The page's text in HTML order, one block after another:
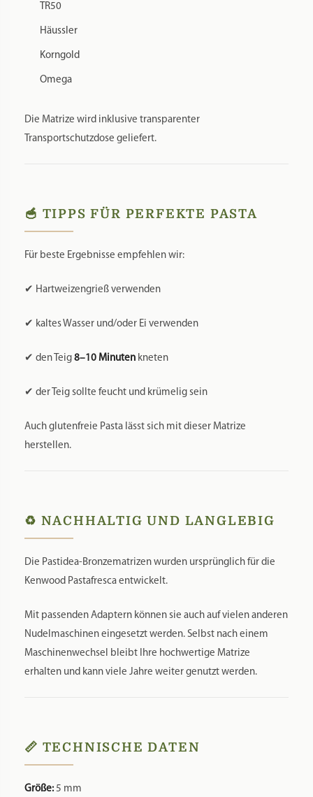
TR50
Häussler
Korngold
Omega
Die Matrize wird inklusive transparenter
Transportschutzdose geliefert.
🥣 TIPPS FÜR PERFEKTE PASTA
Für beste Ergebnisse empfehlen wir:
✔ Hartweizengrieß verwenden
✔ kaltes Wasser und/oder Ei verwenden
✔ den Teig 8–10 Minuten kneten
✔ der Teig sollte feucht und krümelig sein
Auch glutenfreie Pasta lässt sich mit dieser Matrize
herstellen.
♻️ NACHHALTIG UND LANGLEBIG
Die Pastidea-Bronzematrizen wurden ursprünglich für die
Kenwood Pastafresca entwickelt.
Mit passenden Adaptern können sie auch auf vielen anderen
Nudelmaschinen eingesetzt werden. Selbst nach einem
Maschinenwechsel bleibt Ihre hochwertige Matrize
erhalten und kann viele Jahre weiter genutzt werden.
📏 TECHNISCHE DATEN
Größe: 5 mm